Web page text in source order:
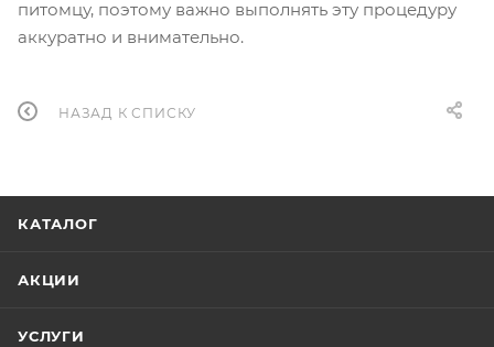
питомцу, поэтому важно выполнять эту процедуру
аккуратно и внимательно.
НАЗАД К СПИСКУ
КАТАЛОГ
АКЦИИ
УСЛУГИ